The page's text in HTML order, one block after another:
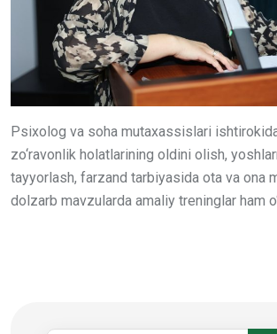
Psixolog va soha mutaxassislari
zo‘ravonlik holatlarining oldini olish,
tayyorlash, farzand tarbiyasida ota va ona
dolzarb mavzularda amaliy treninglar ham